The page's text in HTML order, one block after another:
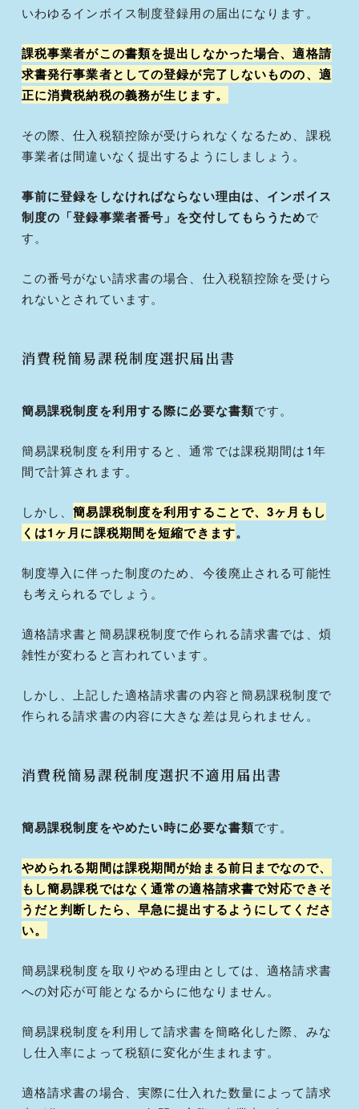
いわゆるインボイス制度登録用の届出になります。
課税事業者がこの書類を提出しなかった場合、適格請
求書発行事業者としての登録が完了しないものの、適
正に消費税納税の義務が生じます。
その際、仕入税額控除が受けられなくなるため、課税
事業者は間違いなく提出するようにしましょう。
事前に登録をしなければならない理由は、インボイス
制度の「登録事業者番号」を交付してもらうためで
す。
この番号がない請求書の場合、仕入税額控除を受けら
れないとされています。
消費税簡易課税制度選択届出書
簡易課税制度を利用する際に必要な書類です。
簡易課税制度を利用すると、通常では課税期間は1年
間で計算されます。
しかし、簡易課税制度を利用することで、3ヶ月もし
くは1ヶ月に課税期間を短縮できます。
制度導入に伴った制度のため、今後廃止される可能性
も考えられるでしょう。
適格請求書と簡易課税制度で作られる請求書では、煩
雑性が変わると言われています。
しかし、上記した適格請求書の内容と簡易課税制度で
作られる請求書の内容に大きな差は見られません。
消費税簡易課税制度選択不適用届出書
簡易課税制度をやめたい時に必要な書類です。
やめられる期間は課税期間が始まる前日までなので、
もし簡易課税ではなく通常の適格請求書で対応できそ
うだと判断したら、早急に提出するようにしてくださ
い。
簡易課税制度を取りやめる理由としては、適格請求書
への対応が可能となるからに他なりません。
簡易課税制度を利用して請求書を簡略化した際、みな
し仕入率によって税額に変化が生まれます。
適格請求書の場合、実際に仕入れた数量によって請求